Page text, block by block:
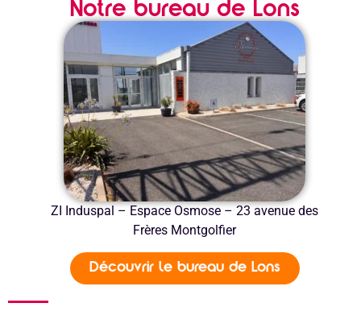
Notre bureau de Lons
ZI Induspal – Espace Osmose – 23 avenue des
Frères Montgolfier
Découvrir le bureau de Lons